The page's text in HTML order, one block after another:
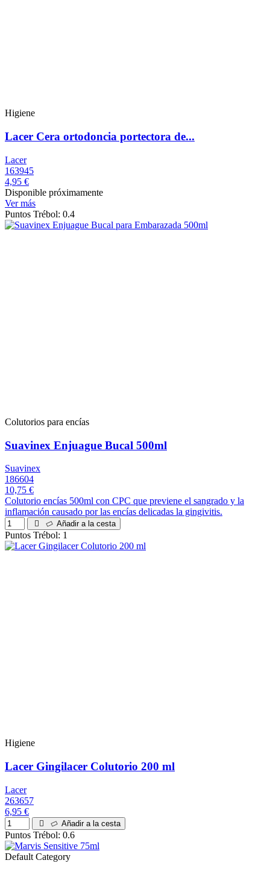
Higiene
Lacer Cera ortodoncia portectora de...
Lacer
163945
4,95 €
Disponible próximamente
Ver más
Puntos Trébol: 0.4
Colutorios para encías
Suavinex Enjuague Bucal 500ml
Suavinex
186604
10,75 €
Colutorio encías 500ml con CPC que previene el sangrado y la
inflamación causado por las encías delicadas la gingivitis.
Añadir a la cesta
Puntos Trébol: 1
Higiene
Lacer Gingilacer Colutorio 200 ml
Lacer
263657
6,95 €
Añadir a la cesta
Puntos Trébol: 0.6
Default Category